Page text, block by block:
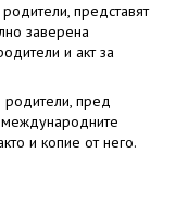
представят
заверена
и акт за
пред
международните
и копие от него.